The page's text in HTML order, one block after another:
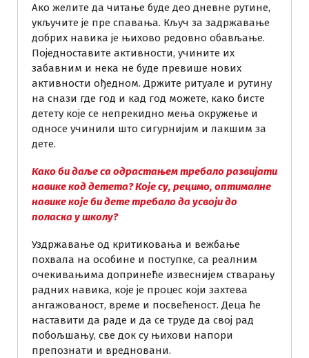
Ако желите да читање буде део дневне рутине,
укључите је пре спавања. Кључ за задржавање
добрих навика је њихово редовно обављање.
Поједноставите активности, учините их
забавним и нека не буде превише нових
активности ођедном. Држите ритуале и рутину
на снази где год и кад год можете, како бисте
детету које се непрекидно мења окружење и
односе учинили што сигурнијим и лакшим за
дете.
Како би даље са одрастањем требало развијати
навике код детета? Које су, рецимо, оптималне
навике које би дете требало да усвоји до
поласка у школу?
Уздржавање од критиковања и вежбање
похвала на особине и поступке, са реалним
очекивањима допринеће извеснијем стварању
радних навика, које је процес који захтева
ангажованост, време и посвећеност. Деца ће
наставити да раде и да се труде да свој рад
побољшању, све док су њихови напори
препознати и вредновани.